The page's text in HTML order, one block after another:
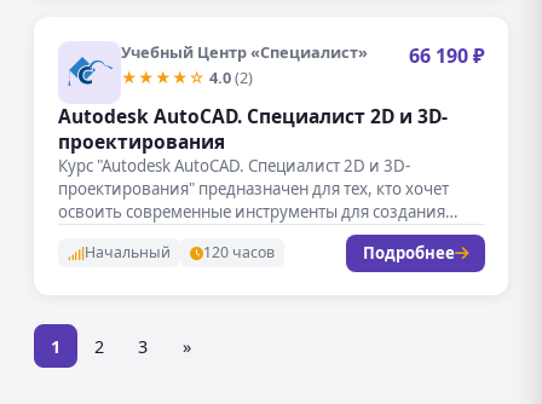
Учебный Центр «Специалист»
★★★★☆ 4.0(2)
66 190 ₽
Autodesk AutoCAD. Специалист 2D и 3D-
проектирования
Курс "Autodesk AutoCAD. Специалист 2D и 3D-
проектирования" предназначен для тех, кто хочет
освоить современные инструменты для создания
Начальный 120 часов Подробнее
1 2 3 »